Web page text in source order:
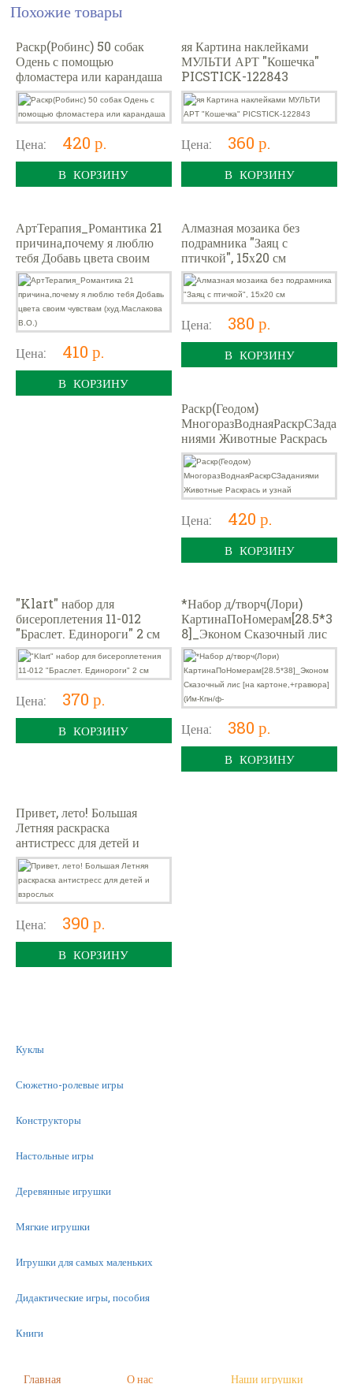
Похожие товары
Раскр(Робинс) 50 собак
Одень с помощью
фломастера или карандаша
Цена: 420 р.
В КОРЗИНУ
яя Картина наклейками
МУЛЬТИ АРТ "Кошечка"
PICSTICK-122843
Цена: 360 р.
В КОРЗИНУ
АртТерапия_Романтика 21
причина,почему я люблю
тебя Добавь цвета своим
чувствам (худ.Маслакова
В.О.)
Цена: 410 р.
В КОРЗИНУ
Алмазная мозаика без
подрамника "Заяц с
птичкой", 15х20 см
Цена: 380 р.
В КОРЗИНУ
Раскр(Геодом)
МногоразВоднаяРаскрСЗада
ниями Животные Раскрась
и узнай
Цена: 420 р.
В КОРЗИНУ
"Klart" набор для
бисероплетения 11-012
"Браслет. Единороги" 2 см
Цена: 370 р.
В КОРЗИНУ
*Набор д/творч(Лори)
КартинаПоНомерам[28.5*3
8]_Эконом Сказочный лис
[на картоне,+гравюра] (Им-
Кпн/ф-
Цена: 380 р.
В КОРЗИНУ
Привет, лето! Большая
Летняя раскраска
антистресс для детей и
взрослых
Цена: 390 р.
В КОРЗИНУ
Куклы
Сюжетно-ролевые игры
Конструкторы
Настольные игры
Деревянные игрушки
Мягкие игрушки
Игрушки для самых маленьких
Дидактические игры, пособия
Книги
Главная О нас Наши игрушки